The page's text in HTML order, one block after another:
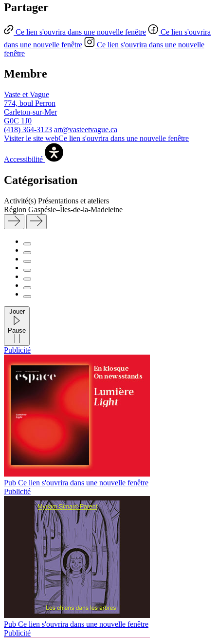
Partager
Ce lien s'ouvrira dans une nouvelle fenêtre
Ce lien s'ouvrira
dans une nouvelle fenêtre
Ce lien s'ouvrira dans une nouvelle
fenêtre
Membre
Vaste et Vague
774, boul Perron
Carleton-sur-Mer
G0C 1J0
(418) 364-3123 art@vasteetvague.ca
Visiter le site webCe lien s'ouvrira dans une nouvelle fenêtre
Accessibilité
Catégorisation
Activité(s) Présentations et ateliers
Région Gaspésie–Îles-de-la-Madeleine
Jouer
Pause
Publicité
Pub Ce lien s'ouvrira dans une nouvelle fenêtre
Publicité
Pub Ce lien s'ouvrira dans une nouvelle fenêtre
Publicité